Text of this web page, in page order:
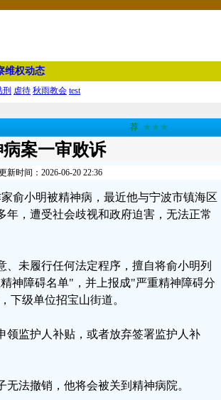
维权动态
刑 虐待 秋雨教会 test
荐 ★★★
案一审败诉
时间：2026-06-20 22:36
俞小明被精神病，最近他与宁波市镇海区
，遭受社会歧视和政府迫害，无法正常
未履行任何法定程序，擅自将俞小明列
神障碍名单"，并上报成"严重精神障碍分
下级单位招宝山街道。
领监护人补贴，或者放弃签署监护人补
法撤销，他将会被关到精神病院。